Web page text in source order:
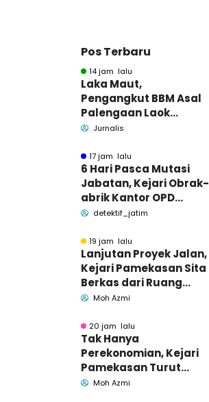
Pos Terbaru
14 jam lalu
Laka Maut,
Pengangkut BBM Asal
Palengaan Laok
Pamekasan Meninggal
Jurnalis
17 jam lalu
6 Hari Pasca Mutasi
Jabatan, Kejari Obrak-
abrik Kantor OPD
Pemkab Pamekasan
detektif_jatim
19 jam lalu
Lanjutan Proyek Jalan,
Kejari Pamekasan Sita
Berkas dari Ruang
Pemkab Pamekasan
Moh Azmi
20 jam lalu
Tak Hanya
Perekonomian, Kejari
Pamekasan Turut
Geledah Ruang
Moh Azmi